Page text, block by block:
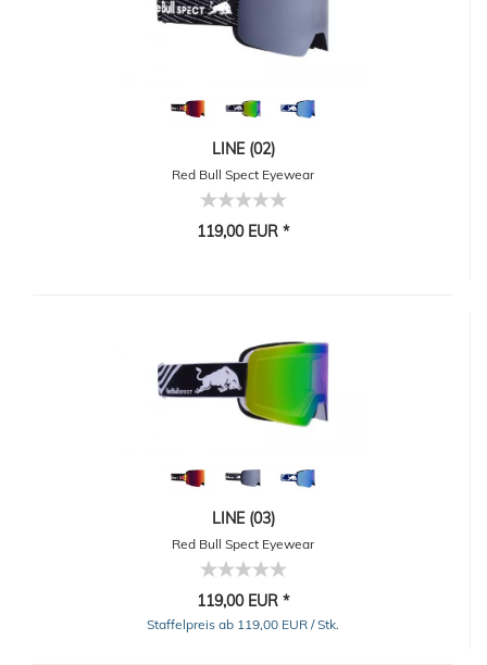
LINE (02)
Red Bull Spect Eyewear
119,00 EUR *
LINE (03)
Red Bull Spect Eyewear
119,00 EUR *
Staffelpreis ab 119,00 EUR / Stk.